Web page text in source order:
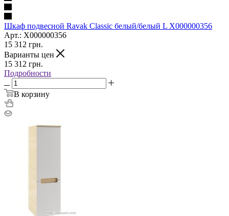
Шкаф подвесной Ravak Classic белый/белый L X000000356
Арт.: X000000356
15 312 грн.
Варианты цен
15 312 грн.
Подробности
В корзину